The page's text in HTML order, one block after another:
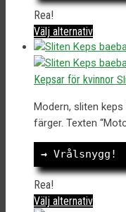
på
Rea!
Välj alternativDen
här
har
De
kan
väljas
på
Kepsar för kvinnor
Modern, sliten
färger. Texten
→ Vrålsnygg!
Rea!
Välj alternativDen